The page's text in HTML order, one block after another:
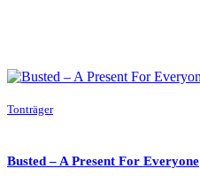
Tonträger
Busted – A Present For Everyone